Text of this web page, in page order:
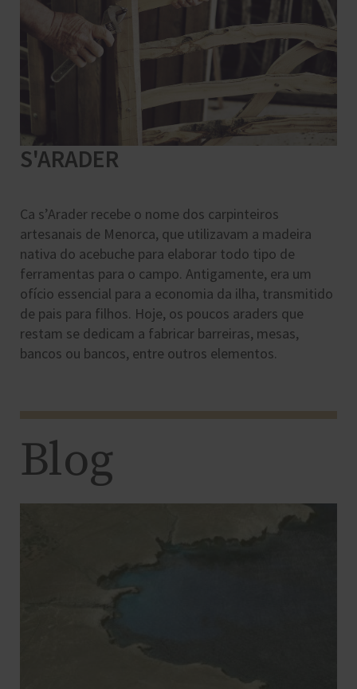
S'ARADER
Ca s’Arader recebe o nome dos carpinteiros
artesanais de Menorca, que utilizavam a madeira
nativa do acebuche para elaborar todo tipo de
ferramentas para o campo. Antigamente, era um
ofício essencial para a economia da ilha, transmitido
de pais para filhos. Hoje, os poucos araders que
restam se dedicam a fabricar barreiras, mesas,
bancos ou bancos, entre outros elementos.
Blog